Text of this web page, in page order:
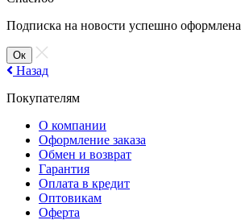
Подписка на новости успешно оформлена
Ок
Назад
Покупателям
О компании
Оформление заказа
Обмен и возврат
Гарантия
Оплата в кредит
Оптовикам
Оферта